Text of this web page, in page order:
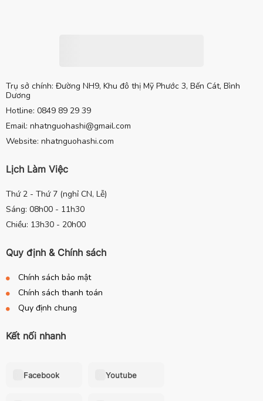
N4 - 25 bài File nghe, Từ vựng, Ngữ pháp, Đọc
hiểu tiếng Nhật
Trụ sở chính: Đường NH9, Khu đô thị Mỹ Phước 3, Bến Cát, Bình
Dương
Hotline: 0849 89 29 39
Email: nhatnguohashi@gmail.com
Website: nhatnguohashi.com
Lịch Làm Việc
Thứ 2 - Thứ 7 (nghỉ CN, Lễ)
Sáng: 08h00 - 11h30
Chiều: 13h30 - 20h00
Quy định & Chính sách
Chính sách bảo mật
Chính sách thanh toán
Quy định chung
Kết nối nhanh
Facebook Youtube